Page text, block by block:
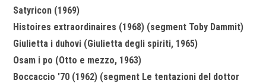
Satyricon (1969)
Histoires extraordinaires (1968) (segment Toby Dammit)
Giulietta i duhovi (Giulietta degli spiriti, 1965)
Osam i po (Otto e mezzo, 1963)
Boccaccio '70 (1962) (segment Le tentazioni del dottor